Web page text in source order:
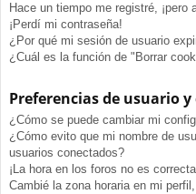
Hace un tiempo me registré, ¡pero
¡Perdí mi contraseña!
¿Por qué mi sesión de usuario
¿Cuál es la función de "Borrar
Preferencias de usuario
¿Cómo se puede cambiar mi
¿Cómo evito que mi nombre de
usuarios conectados?
¡La hora en los foros no es
Cambié la zona horaria en mi